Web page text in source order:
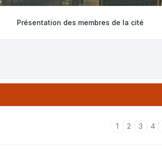
Présentation des membres de la cité
1 2 3 4